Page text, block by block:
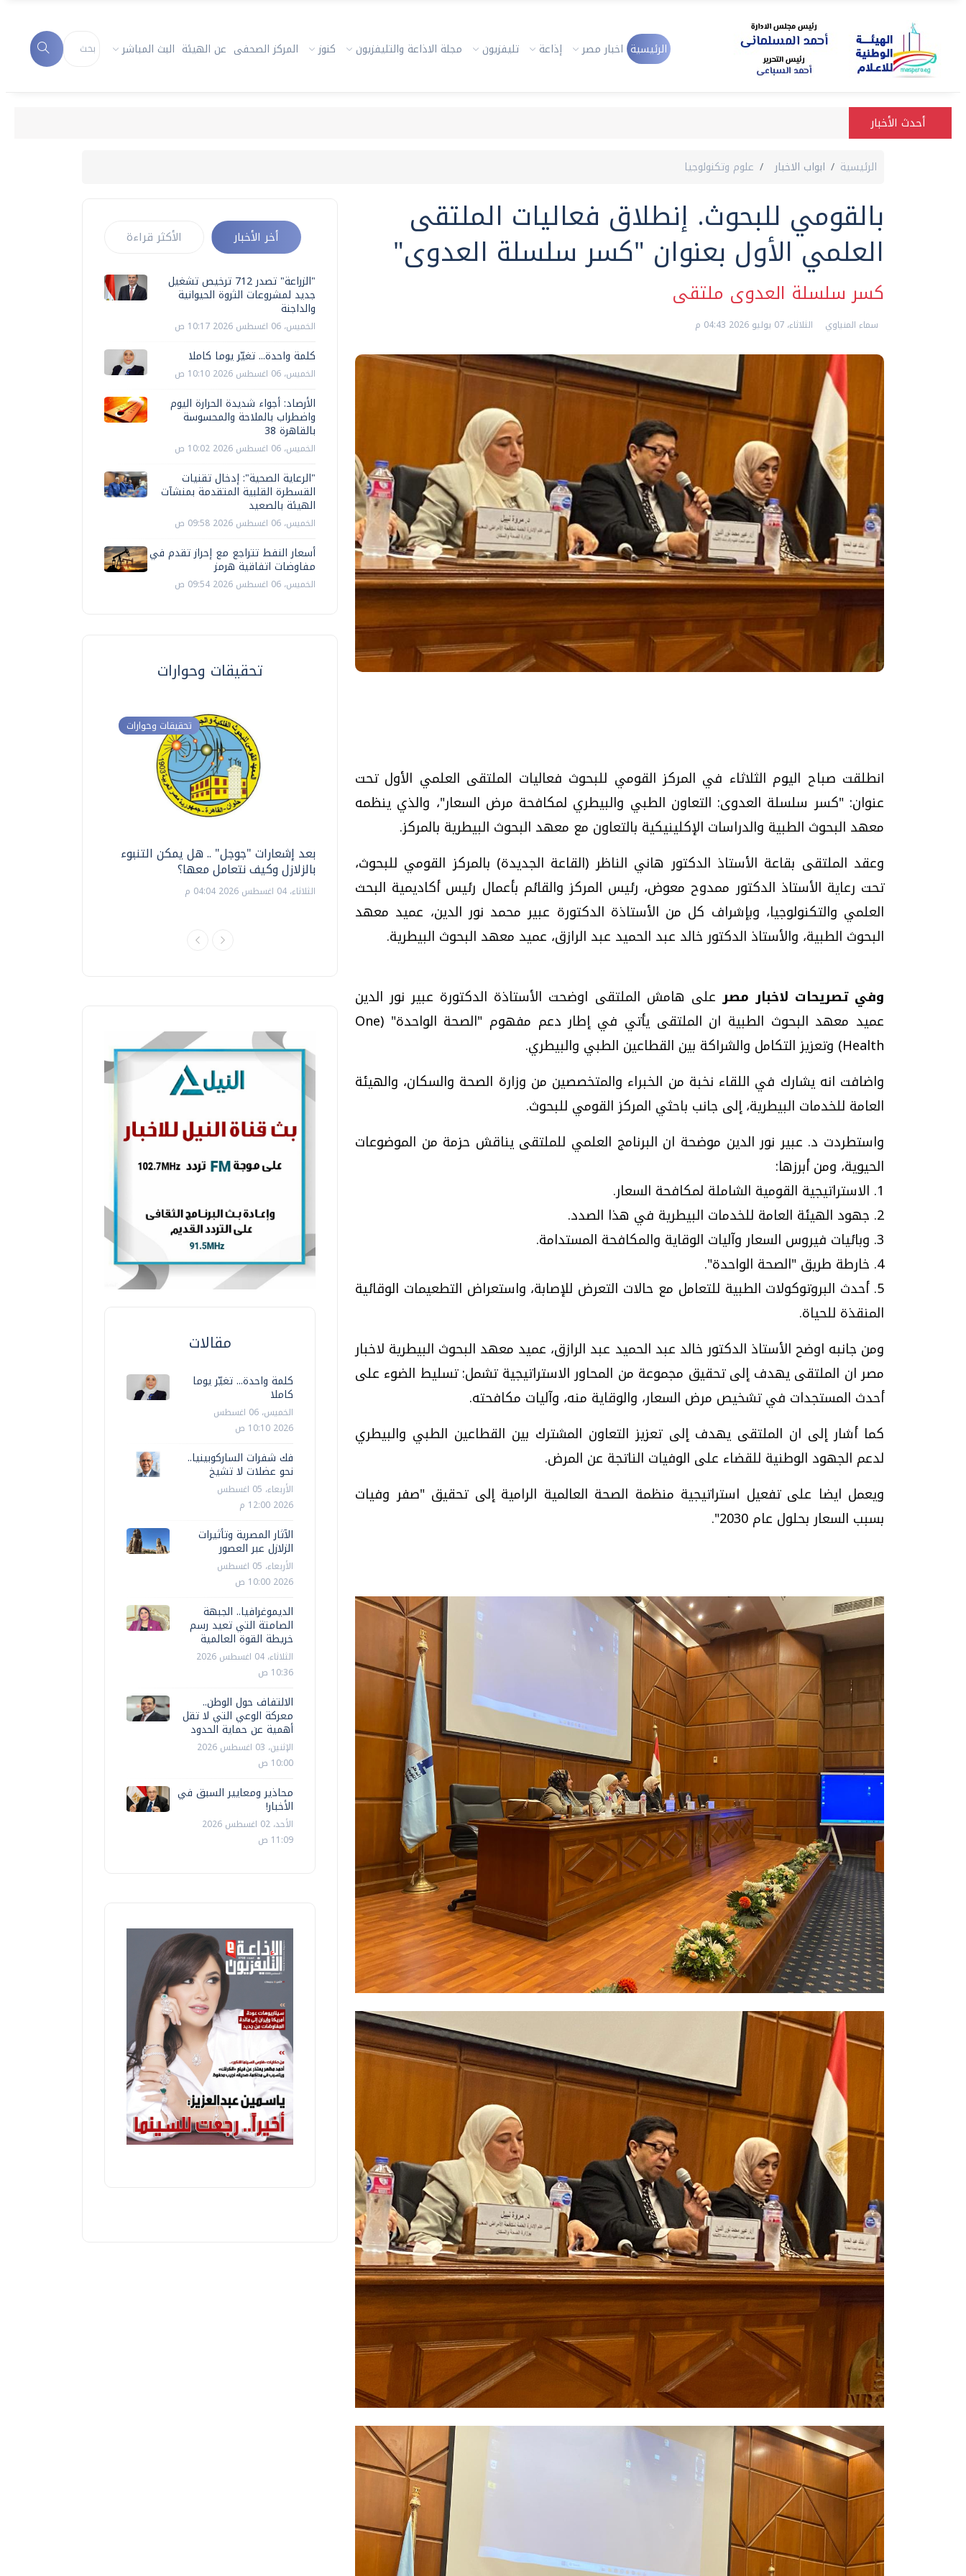
الرئيسية اخبار مصر إذاعة تليفزيون مجلة الاذاعة والتليفزيون كنوز المركز الصحفى عن الهيئة البث المباشر
أحدث الأخبار
الرئيسية ابواب الاخبار علوم وتكنولوجيا
بالقومي للبحوث. إنطلاق فعاليات الملتقى
العلمي الأول بعنوان "كسر سلسلة العدوى"
كسر سلسلة العدوى ملتقى
سماء المنياوي الثلاثاء، 07 يوليو 2026 04:43 م
انطلقت صباح اليوم الثلاثاء في المركز القومي للبحوث فعاليات الملتقى العلمي الأول تحت
عنوان: "كسر سلسلة العدوى: التعاون الطبي والبيطري لمكافحة مرض السعار"، والذي ينظمه
معهد البحوث الطبية والدراسات الإكلينيكية بالتعاون مع معهد البحوث البيطرية بالمركز.
وعقد الملتقى بقاعة الأستاذ الدكتور هاني الناظر (القاعة الجديدة) بالمركز القومي للبحوث،
تحت رعاية الأستاذ الدكتور ممدوح معوض، رئيس المركز والقائم بأعمال رئيس أكاديمية البحث
العلمي والتكنولوجيا، وبإشراف كل من الأستاذة الدكتورة عبير محمد نور الدين، عميد معهد
البحوث الطبية، والأستاذ الدكتور خالد عبد الحميد عبد الرازق، عميد معهد البحوث البيطرية.
وفي تصريحات لاخبار مصر على هامش الملتقى اوضحت الأستاذة الدكتورة عبير نور الدين
عميد معهد البحوث الطبية ان الملتقى يأتي في إطار دعم مفهوم "الصحة الواحدة" (One
Health) وتعزيز التكامل والشراكة بين القطاعين الطبي والبيطري.
واضافت انه يشارك في اللقاء نخبة من الخبراء والمتخصصين من وزارة الصحة والسكان، والهيئة
العامة للخدمات البيطرية، إلى جانب باحثي المركز القومي للبحوث.
واستطردت د. عبير نور الدين موضحة ان البرنامج العلمي للملتقى يناقش حزمة من الموضوعات
الحيوية، ومن أبرزها:
1. الاستراتيجية القومية الشاملة لمكافحة السعار.
2. جهود الهيئة العامة للخدمات البيطرية في هذا الصدد.
3. وبائيات فيروس السعار وآليات الوقاية والمكافحة المستدامة.
4. خارطة طريق "الصحة الواحدة".
5. أحدث البروتوكولات الطبية للتعامل مع حالات التعرض للإصابة، واستعراض التطعيمات الوقائية
المنقذة للحياة.
ومن جانبه اوضح الأستاذ الدكتور خالد عبد الحميد عبد الرازق، عميد معهد البحوث البيطرية لاخبار
مصر ان الملتقى يهدف إلى تحقيق مجموعة من المحاور الاستراتيجية تشمل: تسليط الضوء على
أحدث المستجدات في تشخيص مرض السعار، والوقاية منه، وآليات مكافحته.
كما أشار إلى ان الملتقى يهدف إلى تعزيز التعاون المشترك بين القطاعين الطبي والبيطري
لدعم الجهود الوطنية للقضاء على الوفيات الناتجة عن المرض.
ويعمل ايضا على تفعيل استراتيجية منظمة الصحة العالمية الرامية إلى تحقيق "صفر وفيات
بسبب السعار بحلول عام 2030".
أخر الأخبار الأكثر قراءة
"الزراعة" تصدر 712 ترخيص تشغيل
جديد لمشروعات الثروة الحيوانية
والداجنة
الخميس، 06 اغسطس 2026 10:17 ص
كلمة واحدة... تغيّر يوما كاملا
الخميس، 06 اغسطس 2026 10:10 ص
الأرصاد: أجواء شديدة الحرارة اليوم
واضطراب بالملاحة والمحسوسة
بالقاهرة 38
الخميس، 06 اغسطس 2026 10:02 ص
"الرعاية الصحية": إدخال تقنيات
القسطرة القلبية المتقدمة بمنشآت
الهيئة بالصعيد
الخميس، 06 اغسطس 2026 09:58 ص
أسعار النفط تتراجع مع إحراز تقدم في
مفاوضات اتفاقية هرمز
الخميس، 06 اغسطس 2026 09:54 ص
تحقيقات وحوارات
تحقيقات وحوارات
بعد إشعارات "جوجل" .. هل يمكن التنبوء
بالزلازل وكيف نتعامل معها؟
الثلاثاء، 04 اغسطس 2026 04:04 م
دليلك للتنسيق الجامعي .. تساؤلات
وإجابات
السبت، 01 اغسطس 2026 10:25 ص
فيديو.. الإعلام الرقمي.. تقنيات واعدة
وتحديات هائلة
الخميس، 30 يوليو 2026 01:09 م
موجات الطقس الساخنة.. لماذا تحدث وكيف
مقالات
كلمة واحدة... تغيّر يوما
كاملا
الخميس، 06 اغسطس
2026 10:10 ص
فك شفرات الساركوبينيا..
نحو عضلات لا تشيخ
الأربعاء، 05 اغسطس
2026 12:00 م
الآثار المصرية وتأثيرات
الزلازل عبر العصور
الأربعاء، 05 اغسطس
2026 10:00 ص
الديموغرافيا.. الجبهة
الصامتة التي تعيد رسم
خريطة القوة العالمية
الثلاثاء، 04 اغسطس 2026
10:36 ص
الالتفاف حول الوطن..
معركة الوعي التي لا تقل
أهمية عن حماية الحدود
الإثنين، 03 اغسطس 2026
10:00 ص
محاذير ومعايير السبق في
الأخبار!
الأحد، 02 اغسطس 2026
11:09 ص